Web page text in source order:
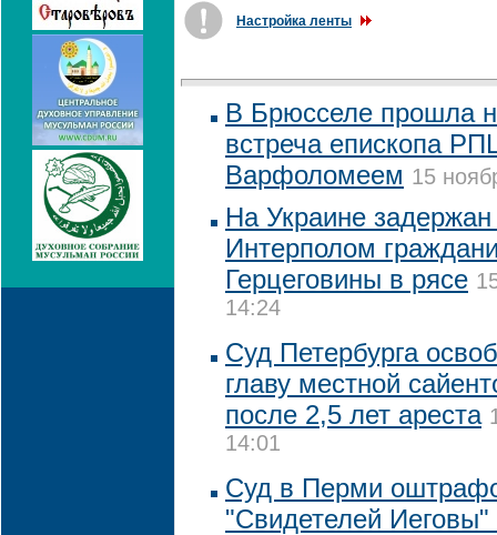
Настройка ленты
В Брюсселе прошла
встреча епископа
Варфоломеем 15
На Украине
Интерполом
Герцеговины в рясе
14:24
Суд Петербурга
главу местной
после 2,5 лет ареста
14:01
Суд в Перми
"Свидетелей